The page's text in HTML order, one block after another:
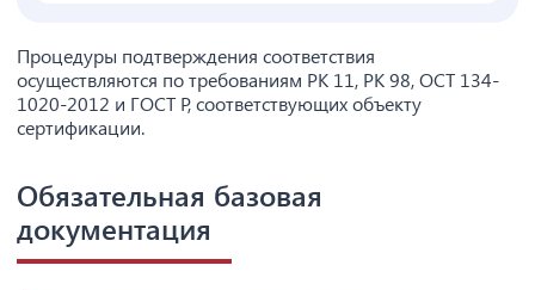
Процедуры подтверждения соответствия
осуществляются по требованиям РК 11, РК 98, ОСТ 134-
1020-2012 и ГОСТ Р, соответствующих объекту
сертификации.
Обязательная базовая
документация